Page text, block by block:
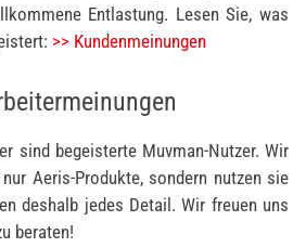
Entlastung. Lesen Sie, was
>> Kundenmeinungen
sind begeisterte Muvman-Nutzer. Wir
Aeris-Produkte, sondern nutzen sie
deshalb jedes Detail. Wir freuen uns
beraten!